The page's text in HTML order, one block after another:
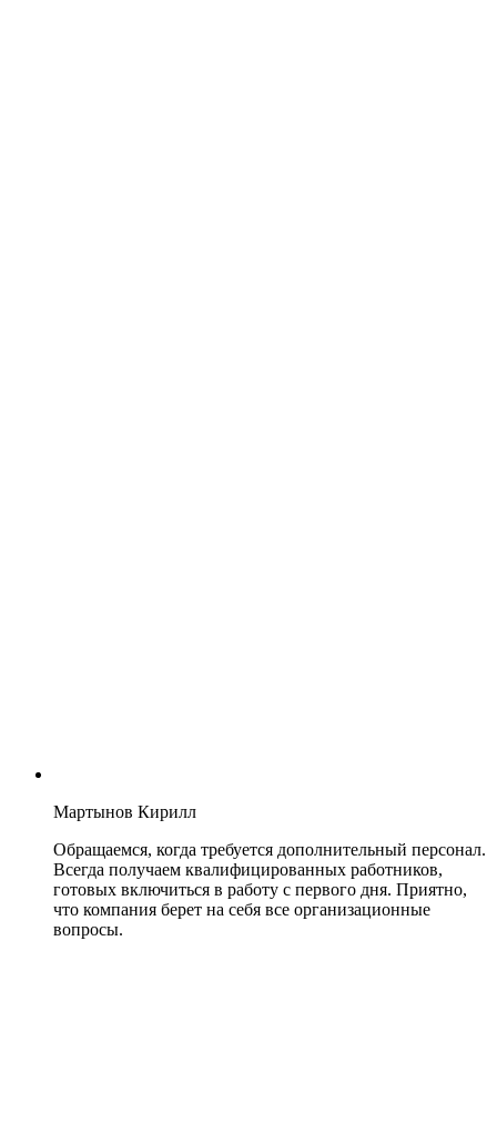
Мартынов Кирилл
Обращаемся, когда требуется дополнительный персонал.
Всегда получаем квалифицированных работников,
готовых включиться в работу с первого дня. Приятно,
что компания берет на себя все организационные
вопросы.